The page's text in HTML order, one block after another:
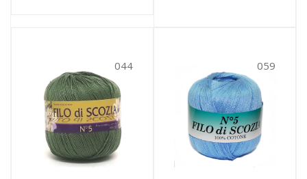
044 059